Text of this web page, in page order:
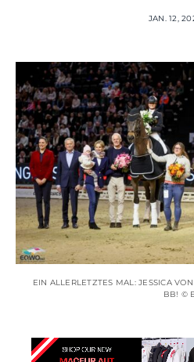
JAN. 12,
EIN ALLERLETZTES MAL: JESSICA
BB! ©